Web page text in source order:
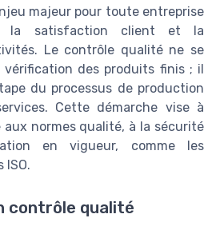
majeur pour toute entreprise
la satisfaction client et la
Le contrôle qualité ne se
vérification des produits finis ; il
du processus de production
Cette démarche vise à
normes qualité, à la sécurité
en vigueur, comme les
ISO.
contrôle qualité